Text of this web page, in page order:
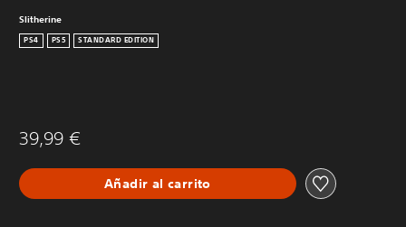
Slitherine
PS4 PS5 STANDARD EDITION
39,99 €
Añadir al carrito